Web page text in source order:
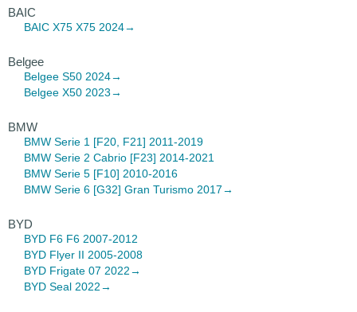
BAIC
BAIC X75 X75 2024→
Belgee
Belgee S50 2024→
Belgee X50 2023→
BMW
BMW Serie 1 [F20, F21] 2011-2019
BMW Serie 2 Cabrio [F23] 2014-2021
BMW Serie 5 [F10] 2010-2016
BMW Serie 6 [G32] Gran Turismo 2017→
BYD
BYD F6 F6 2007-2012
BYD Flyer II 2005-2008
BYD Frigate 07 2022→
BYD Seal 2022→